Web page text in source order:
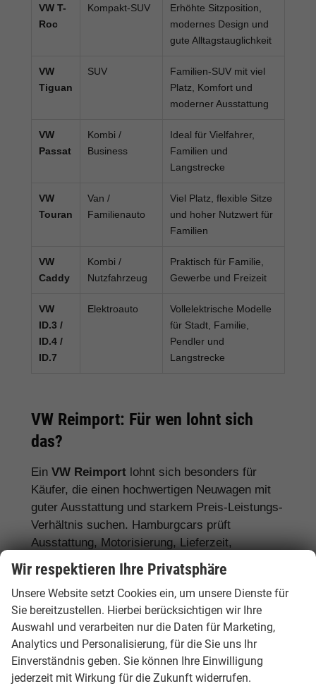
VW T-
Roc
Kompakt-SUV
Erhöhte Sitzposition,
modernes Design und
gute Alltagstauglichkeit
VW
Tiguan
SUV
Familien-SUV mit viel
Platz, Komfort und
moderner Ausstattung
VW
Passat
Kombi /
Business
Ideal für Vielfahrer,
Familien und
Langstrecke
VW
Touran
Van /
Familienauto
Viel Platz, flexible Sitze
und hoher Nutzwert für
Familien
VW
Caddy
Kombi /
Nutzfahrzeug
Praktisch für Familie,
Gewerbe und Freizeit
VW
ID.3 /
ID.4 /
ID.7
Elektroauto
Vollelektrische Modelle
für Stadt, Familie,
Pendler und
Langstrecke
VW Reimport: Für wen lohnt sich
das?
Ein VW Reimport lohnt sich besonders für
Käufer, die einen hochwertigen Neuwagen mit
guter Ausstattung und starkem Preis-Leistungs-
Verhältnis suchen. Hamburgcars prüft
Ausstattung, Motorisierung, Lieferzeit,
Garantiebedingungen und Fahrzeugdetails
transparent vor dem Kauf.
Für Stadtfahrer:VW Polo, VW Golf, VW
ID.3
Für Familien: VW Tiguan, VW Passat
Variant, VW Touran, VW Caddy
Wir respektieren Ihre Privatsphäre
Unsere Website setzt Cookies ein, um unsere Dienste für
Sie bereitzustellen. Hierbei berücksichtigen wir Ihre
Auswahl und verarbeiten nur die Daten für Marketing,
Analytics und Personalisierung, für die Sie uns Ihr
Einverständnis geben. Sie können Ihre Einwilligung
jederzeit mit Wirkung für die Zukunft widerrufen.